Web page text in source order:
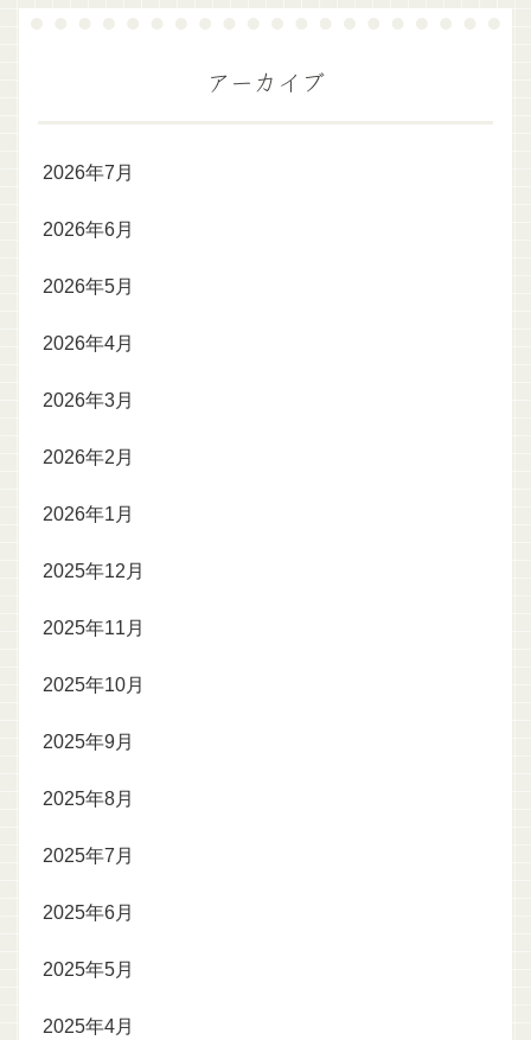
アーカイブ
2026年7月
2026年6月
2026年5月
2026年4月
2026年3月
2026年2月
2026年1月
2025年12月
2025年11月
2025年10月
2025年9月
2025年8月
2025年7月
2025年6月
2025年5月
2025年4月